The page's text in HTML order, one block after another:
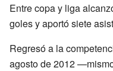
Entre copa y liga
goles y aportó siete
Regresó a la
agosto de 2012